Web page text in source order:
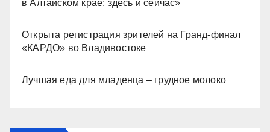
в Алтайском крае: здесь и сейчас»
Открыта регистрация зрителей на Гранд-финал
«КАРДО» во Владивостоке
Лучшая еда для младенца – грудное молоко